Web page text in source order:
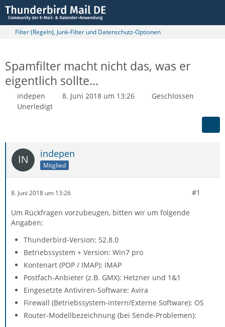
Filter (Regeln), Junk-Filter und Datenschutz-Optionen
Spamfilter macht nicht das, was er
eigentlich sollte...
indepen 8. Juni 2018 um 13:26
Geschlossen
Unerledigt
indepen
Mitglied
8. Juni 2018 um 13:26 #1
Um Rückfragen vorzubeugen, bitten wir um folgende
Angaben:
Thunderbird-Version: 52.8.0
Betriebssystem + Version: Win7 pro
Kontenart (POP / IMAP): IMAP
Postfach-Anbieter (z.B. GMX): Hetzner und 1&1
Eingesetzte Antiviren-Software: Avira
Firewall (Betriebssystem-intern/Externe Software): OS
Router-Modellbezeichnung (bei Sende-Problemen):